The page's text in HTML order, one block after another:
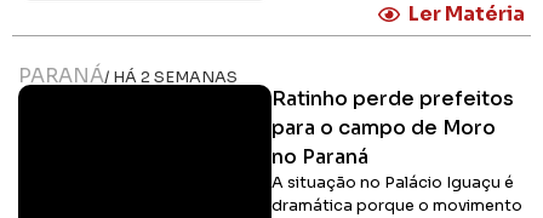
Ler Matéria
PARANÁ/ HÁ 2 SEMANAS
Ratinho perde prefeitos
para o campo de Moro
no Paraná
A situação no Palácio Iguaçu é
dramática porque o movimento